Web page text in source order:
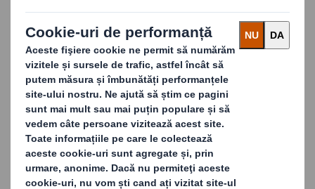
industriale de amortizare și ambalaje de protecție
realizate din materiale variate cu diferite proprietăți de
protecție.
Soluțiiile noastre:
Inserturi și separatoare
Amortizare - material moale sau elastic utilizat
pentru a umple, a da formă, a proteja sau a adăuga
confort produselor ambalate